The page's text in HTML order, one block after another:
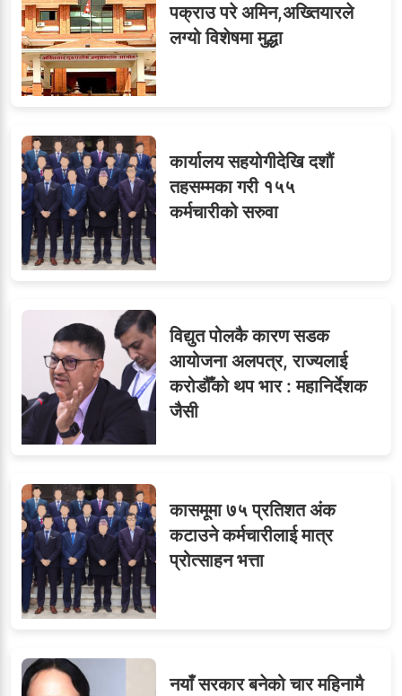
८जुनियरलाई दोहोरो जिम्मेवारी,
मन्त्रालयभित्र असन्तुष्टि
९ओएनएमका नाममा अत्याचार :
सब–इन्जिनियरहरुको गम्भीर
ध्यानाकर्षण
पक्राउ परे अमिन,अख्तियारले
लग्यो विशेषमा मुद्धा
कार्यालय सहयोगीदेखि दशौं
तहसम्मका गरी १५५
कर्मचारीको सरुवा
विद्युत पोलकै कारण सडक
आयोजना अलपत्र, राज्यलाई
करोडौँको थप भार : महानिर्देशक
जैसी
कासमूमा ७५ प्रतिशत अंक
कटाउने कर्मचारीलाई मात्र
प्रोत्साहन भत्ता
नयाँ सरकार बनेको चार महिनामै